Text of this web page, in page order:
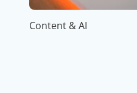
Content & AI